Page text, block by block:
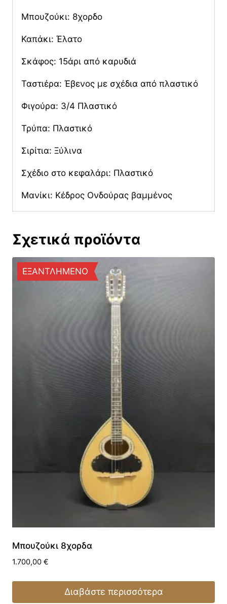
Μπουζούκι: 8χορδο
Καπάκι: Έλατο
Σκάφος: 15άρι από καρυδιά
Ταστιέρα: Έβενος με σχέδια από πλαστικό
Φιγούρα: 3/4 Πλαστικό
Τρύπα: Πλαστικό
Σιρίτια: Ξύλινα
Σχέδιο στο κεφαλάρι: Πλαστικό
Μανίκι: Κέδρος Ονδούρας βαμμένος
Σχετικά προϊόντα
ΕΞΑΝΤΛΗΜΕΝΟ
Μπουζούκι 8χορδα
1.700,00 €
Διαβάστε περισσότερα